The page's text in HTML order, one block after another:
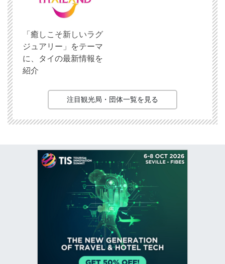
「癒しこそ新しいラグ
ジュアリー」をテーマ
に、タイの最新情報を
紹介
注目観光局・団体一覧を見る